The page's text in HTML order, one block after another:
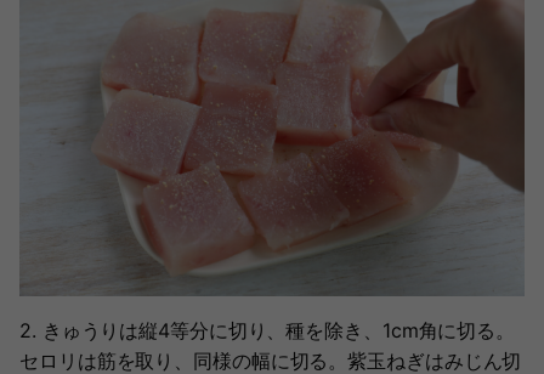
2. きゅうりは縦4等分に切り、種を除き、1cm角に切る。
セロリは筋を取り、同様の幅に切る。紫玉ねぎはみじん切